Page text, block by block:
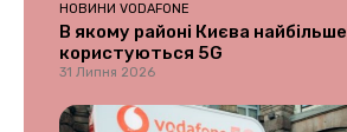
НОВИНИ VODAFONE
В якому районі Києва найбільше
користуються 5G
31 Липня 2026